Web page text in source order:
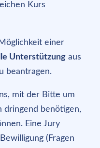
Kurs
einer
Unterstützung aus
beantragen.
mit der Bitte um
dringend benötigen,
Eine Jury
(Fragen